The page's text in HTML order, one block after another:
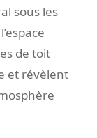
sous les
de toit
et révèlent